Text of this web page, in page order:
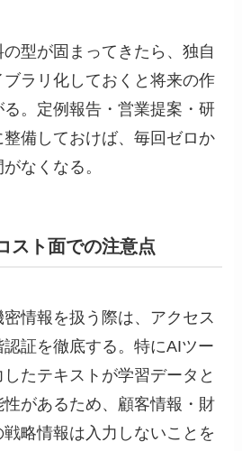
型が固まってきたら、独自
ラリ化しておくと将来の作
。定例報告・営業提案・研
備しておけば、毎回ゼロか
なくなる。
スト面での注意点
情報を扱う際は、アクセス
証を徹底する。特にAIツー
たテキストが学習データと
性があるため、顧客情報・財
略情報は入力しないことを